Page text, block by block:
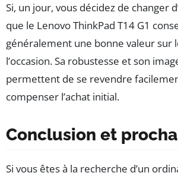
Si, un jour, vous décidez de changer
que le Lenovo ThinkPad T14 G1
généralement une bonne valeur sur
l’occasion. Sa robustesse et son
permettent de se revendre
compenser l’achat initial.
Conclusion et
Si vous êtes à la recherche d’un